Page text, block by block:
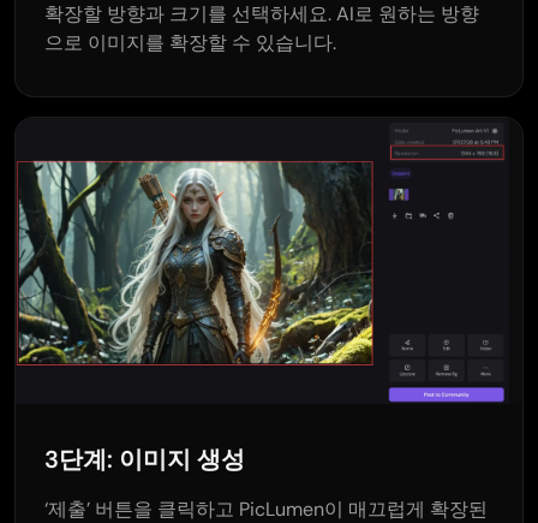
확장할 방향과 크기를 선택하세요. AI로 원하는 방향
으로 이미지를 확장할 수 있습니다.
3단계: 이미지 생성
‘제출’ 버튼을 클릭하고 PicLumen이 매끄럽게 확장된